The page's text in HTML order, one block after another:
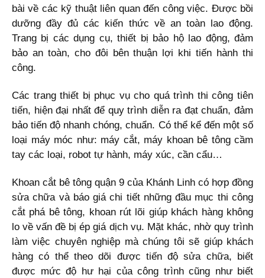
bài về các kỹ thuật liên quan đến công việc. Được bồi
dưỡng đầy đủ các kiến thức về an toàn lao động.
Trang bị các dụng cụ, thiết bị bảo hộ lao động, đảm
bảo an toàn, cho đôi bên thuận lợi khi tiến hành thi
công.
Các trang thiết bị phục vụ cho quá trình thi công tiên
tiến, hiện đại nhất để quy trình diễn ra đạt chuẩn, đảm
bảo tiến độ nhanh chóng, chuẩn. Có thể kể đến một số
loại máy móc như: máy cắt, máy khoan bê tông cầm
tay các loại, robot tự hành, máy xúc, cần cẩu…
Khoan cắt bê tông quận 9 của Khánh Linh có hợp đồng
sửa chữa và báo giá chi tiết những đầu mục thi công
cắt phá bê tông, khoan rút lõi giúp khách hàng không
lo về vấn đề bị ép giá dịch vụ. Mặt khác, nhờ quy trình
làm việc chuyên nghiệp mà chúng tôi sẽ giúp khách
hàng có thể theo dõi được tiến độ sửa chữa, biết
được mức độ hư hại của công trình cũng như biết